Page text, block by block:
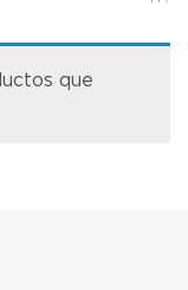
que